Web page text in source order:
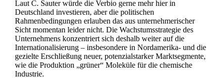
Laut C. Sauter würde die Verbio gerne mehr hier in
Deutschland investieren, aber die politischen
Rahmenbedingungen erlauben das aus unternehmerischer
Sicht momentan leider nicht. Die Wachstumsstrategie des
Unternehmens konzentriert sich deshalb weiter auf die
Internationalisierung – insbesondere in Nordamerika- und die
gezielte Erschließung neuer, potenzialstarker Marktsegmente,
wie die Produktion „grüner“ Moleküle für die chemische
Industrie.